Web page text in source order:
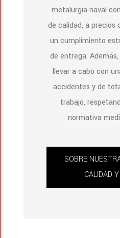
metalurgia naval
de calidad, a precios
un cumplimiento
de entrega.
llevar a cabo con
accidentes y de
trabajo,
normativa
SOBRE
CALIDAD